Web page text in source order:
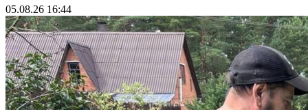
05.08.26 16:44